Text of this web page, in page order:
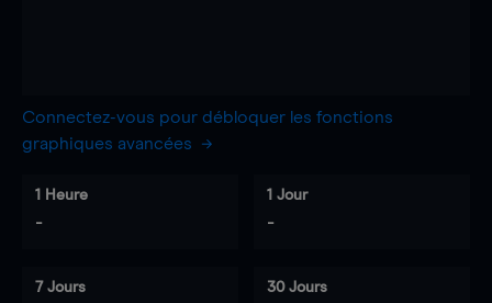
Connectez-vous pour débloquer les fonctions
graphiques avancées
1 Heure
-
1 Jour
-
7 Jours 30 Jours